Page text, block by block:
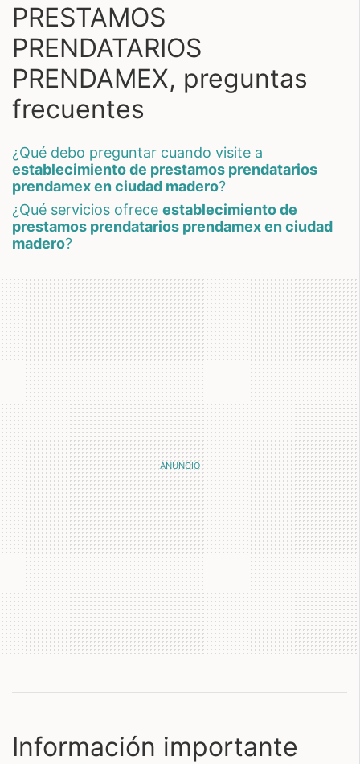
PRESTAMOS
PRENDATARIOS
PRENDAMEX, preguntas
frecuentes
¿qué debo preguntar cuando visite a
establecimiento de prestamos prendatarios
prendamex en ciudad madero?
¿qué servicios ofrece establecimiento de
prestamos prendatarios prendamex en ciudad
madero?
Información importante